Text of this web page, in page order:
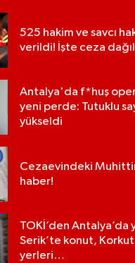
525 hakim ve savcı
verildi! İşte ceza
Antalya'da f*huş
yeni perde: Tutuklu
yükseldi
Cezaevindeki
haber!
TOKİ’den Antalya’da
Serik’te konut,
yerleri…